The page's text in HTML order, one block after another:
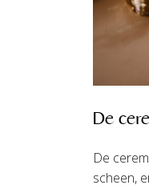
De
De
scheen,